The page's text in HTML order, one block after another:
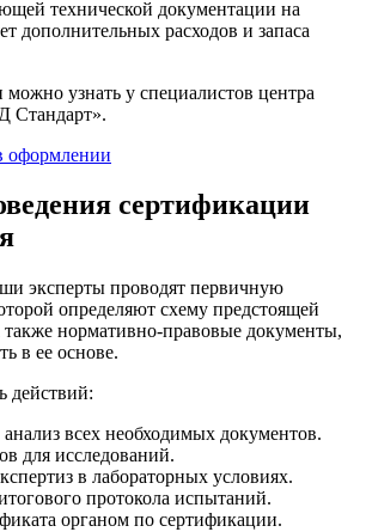
технической документации на
дополнительных расходов и запаса
можно узнать у специалистов центра
Стандарт».
оформлении
сертификации
эксперты проводят первичную
определяют схему предстоящей
нормативно-правовые документы,
в ее основе.
действий:
всех необходимых документов.
для исследований.
в лабораторных условиях.
протокола испытаний.
органом по сертификации.